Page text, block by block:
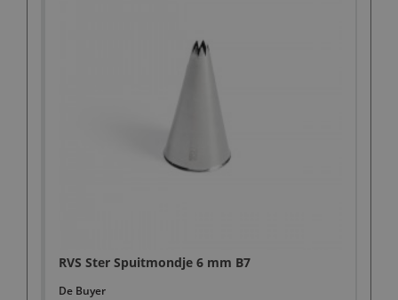
RVS Ster Spuitmondje 6 mm B7
De Buyer